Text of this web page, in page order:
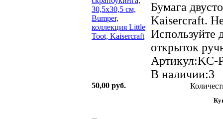
Бумага
Kaisercraft.
Используйте
открыток
Артикул:KC-
В наличии:3
50,00 руб.